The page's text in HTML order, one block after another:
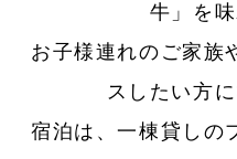
牛」を味
お子様連れのご家族
スしたい方
宿泊は、一棟貸しの